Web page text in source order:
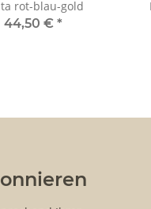
rot-blau-gold
44,50 € *